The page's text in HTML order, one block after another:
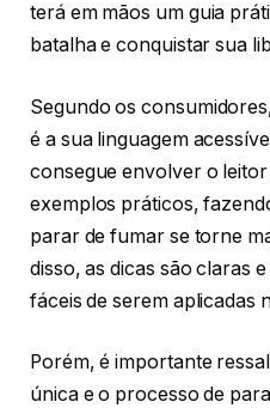
terá em mãos um guia
batalha e conquistar sua
Segundo os
é a sua linguagem
consegue envolver o
exemplos práticos,
parar de fumar se torne
disso, as dicas são claras
fáceis de serem aplicadas
Porém, é importante
única e o processo de